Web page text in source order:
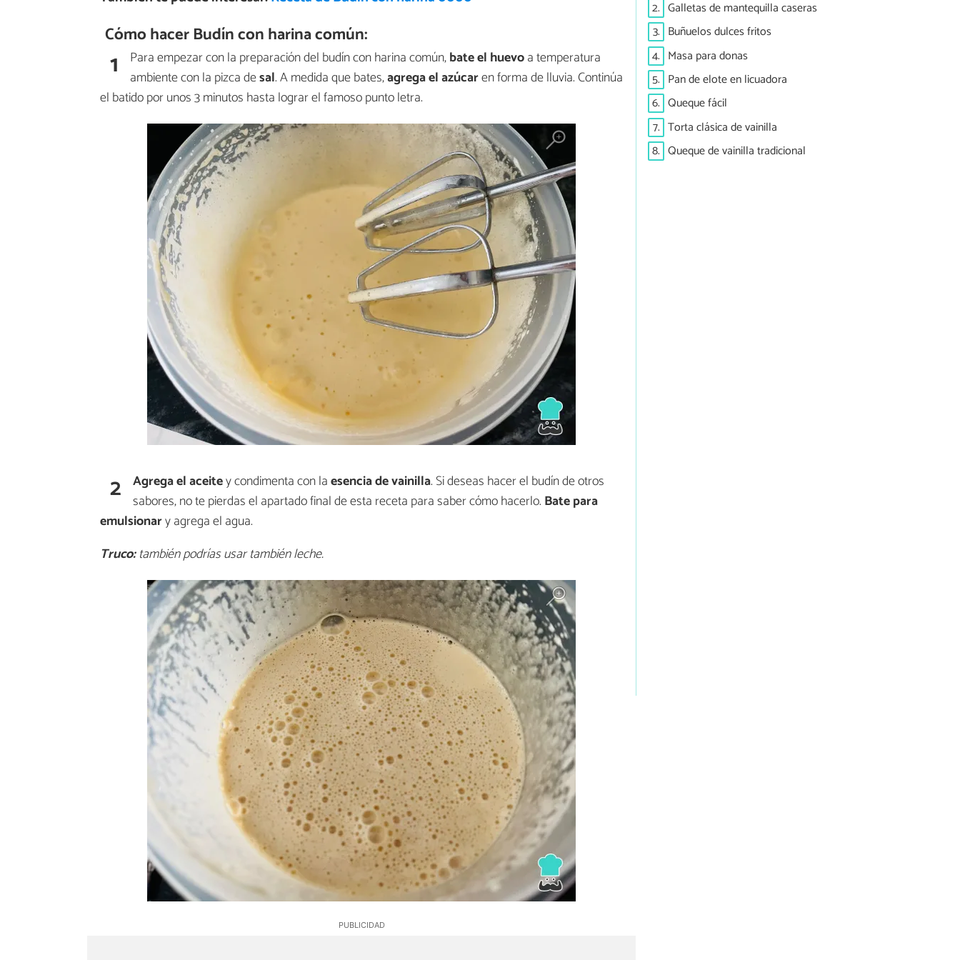
Cómo hacer Budín con harina común:
1 Para empezar con la preparación del budín con harina común,bate el huevoa temperatura
ambiente con la pizca desal. A medida que bates,agrega el azúcaren forma de lluvia. Continúa
el batido por unos 3 minutos hasta lograr el famoso punto letra.
2 Agrega el aceitey condimenta con laesencia de vainilla. Si deseas hacer el budín de otros
sabores, no te pierdas el apartado final de esta receta para saber cómo hacerlo. Bate para
emulsionary agrega el agua.
Truco:también podrías usar también leche.
2. Galletas de mantequilla caseras
3. Buñuelos dulces fritos
4. Masa para donas
5. Pan de elote en licuadora
6. Queque fácil
7. Torta clásica de vainilla
8. Queque de vainilla tradicional